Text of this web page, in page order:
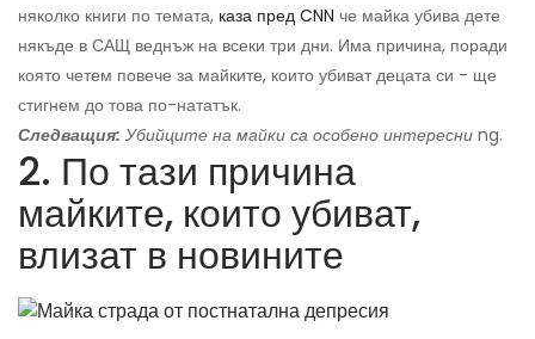
няколко книги по темата, каза пред CNN че майка убива дете
някъде в САЩ веднъж на всеки три дни. Има причина, поради
която четем повече за майките, които убиват децата си - ще
стигнем до това по-нататък.
Следващия: Убийците на майки са особено интересни ng.
2. По тази причина
майките, които убиват,
влизат в новините